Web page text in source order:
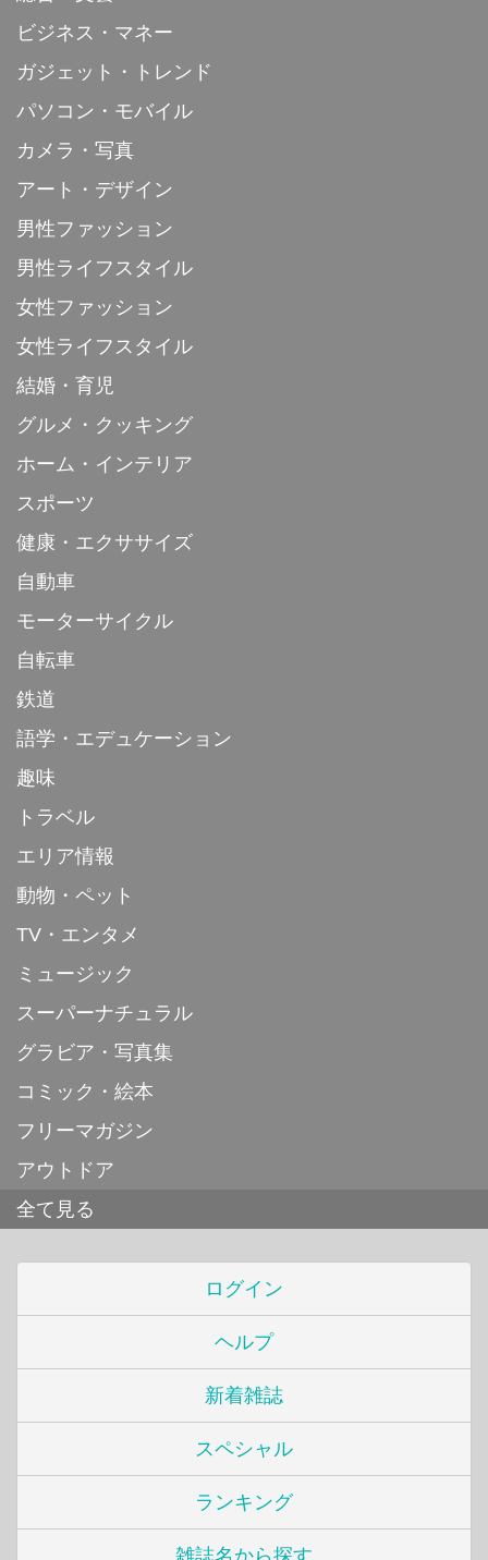
ビジネス・マネー
ガジェット・トレンド
パソコン・モバイル
カメラ・写真
アート・デザイン
男性ファッション
男性ライフスタイル
女性ファッション
女性ライフスタイル
結婚・育児
グルメ・クッキング
ホーム・インテリア
スポーツ
健康・エクササイズ
自動車
モーターサイクル
自転車
鉄道
語学・エデュケーション
趣味
トラベル
エリア情報
動物・ペット
TV・エンタメ
ミュージック
スーパーナチュラル
グラビア・写真集
コミック・絵本
フリーマガジン
アウトドア
全て見る
ログイン
ヘルプ
新着雑誌
スペシャル
ランキング
雑誌名から探す